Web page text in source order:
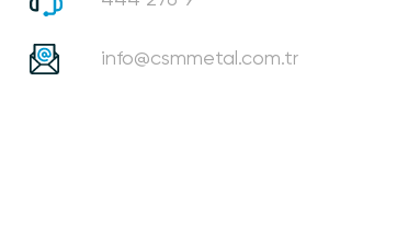
info@csmmetal.com.tr